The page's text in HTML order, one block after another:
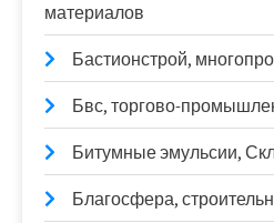
материалов
Бастионстрой,
Бвс, торгово-
Битумные эмульсии,
Благосфера,